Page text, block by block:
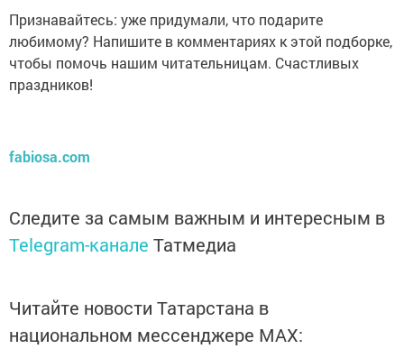
Признавайтесь: уже придумали, что подарите
любимому? Напишите в комментариях к этой подборке,
чтобы помочь нашим читательницам. Счастливых
праздников!
fabiosa.com
Следите за самым важным и интересным в
Telegram-канале Татмедиа
Читайте новости Татарстана в
национальном мессенджере MАХ: